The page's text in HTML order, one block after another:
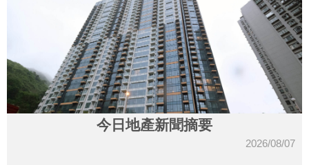
今日地產新聞摘要
2026/08/07